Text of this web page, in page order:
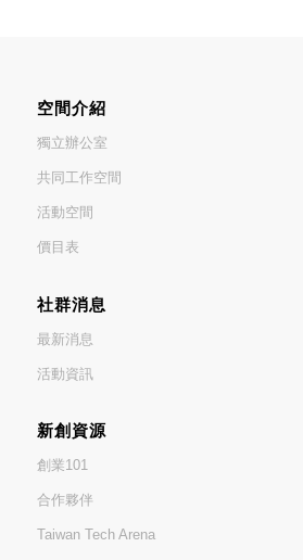
空間介紹
獨立辦公室
共同工作空間
活動空間
價目表
社群消息
最新消息
活動資訊
新創資源
創業101
合作夥伴
Taiwan Tech Arena